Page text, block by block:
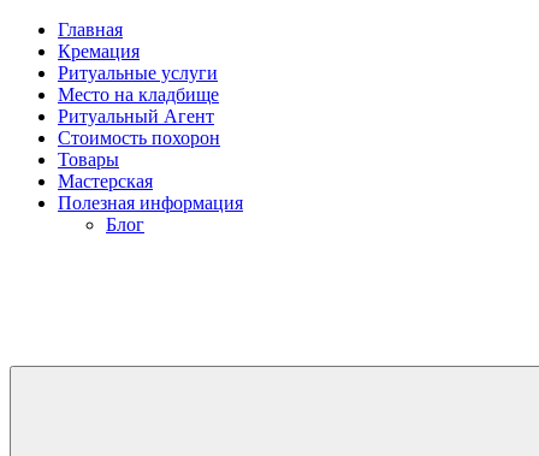
Главная
Кремация
Ритуальные услуги
Место на кладбище
Ритуальный Агент
Стоимость похорон
Товары
Мастерская
Полезная информация
Блог